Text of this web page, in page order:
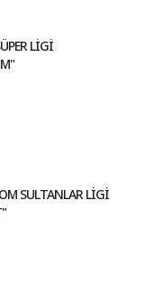
LİGİ
SULTANLAR LİGİ